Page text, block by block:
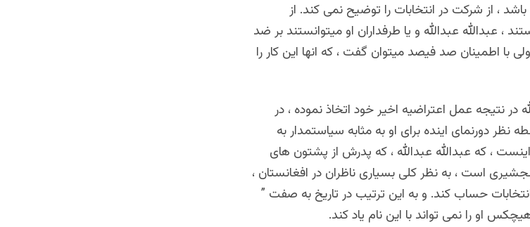
، از شرکت در انتخابات را توضیح نمی کند. از
، عبدالله عبدالله و یا طرفداران او میتوانستند بر ضد
با اطمینان صد فیصد میتوان گفت ، که انها این کار را
در نتیجه عمل اعتراضیه اخیر خود اتخاذ نموده ، در
نظر دورنمای اینده برای او به مثابه سیاستمدار به
، که عبدالله عبدالله ، که پدرش از پشتون های
است ، به نظر کلی بسیاری ناظران در افغانستان ،
حساب کند. و به این ترتیب در تاریخ به صفت ”
او را نمی تواند با این نام یاد کند.